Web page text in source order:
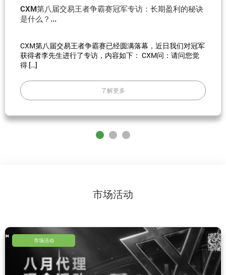
CXM第八届交易王者争霸赛冠军专访：长期盈利的秘诀
是什么？...
CXM第八届交易王者争霸赛已经圆满落幕，近日我们对冠军
获得者李先生进行了专访，内容如下： CXM问：请问您觉
得 […]
了解更多
市场活动
市场活动